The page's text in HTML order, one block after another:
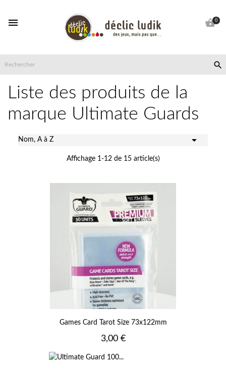
 0

Liste des produits de la
marque Ultimate Guards
Nom, A à Z 
Affichage 1-12 de 15 article(s)
Games Card Tarot Size 73x122mm
Prix
3,00 €